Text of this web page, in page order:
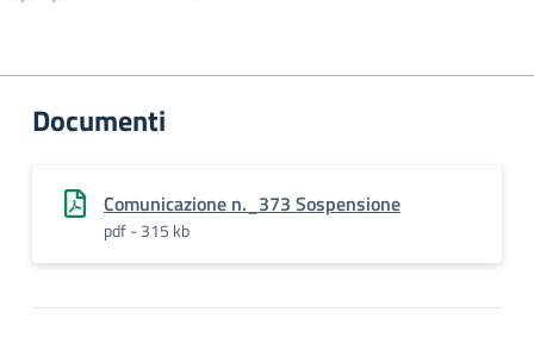
Documenti
Comunicazione n._373 Sospensione
pdf - 315 kb